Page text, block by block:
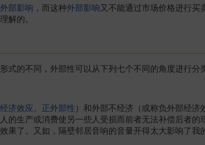
外部影响 ，而这种外部影响又不能通过市场价格进行买
解的。
式的不同，外部性可以从下列七个不同的角度进行分
济效应、 正外部性）和外部不经济（或称负外部经济
生产或消费使另一些人受损而前者无法补偿后者的
果了。又如，隔壁邻居音响的音量开得太大影响了我